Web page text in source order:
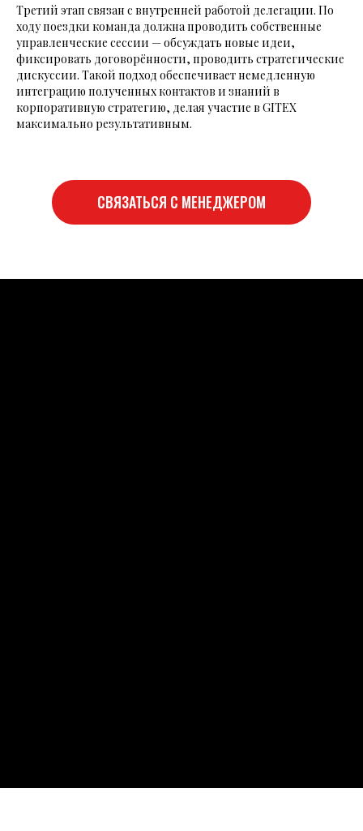
Третий этап связан с внутренней работой делегации. По
ходу поездки команда должна проводить собственные
управленческие сессии — обсуждать новые идеи,
фиксировать договорённости, проводить стратегические
дискуссии. Такой подход обеспечивает немедленную
интеграцию полученных контактов и знаний в
корпоративную стратегию, делая участие в GITEX
максимально результативным.
СВЯЗАТЬСЯ С МЕНЕДЖЕРОМ